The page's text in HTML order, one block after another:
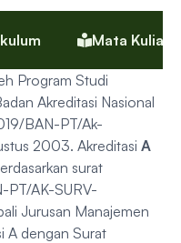
Mata Kuliah
Program Studi
Akreditasi Nasional
BAN-PT/Ak-
2003. Akreditasi A
surat
PT/AK-SURV-
Jurusan Manajemen
A dengan Surat